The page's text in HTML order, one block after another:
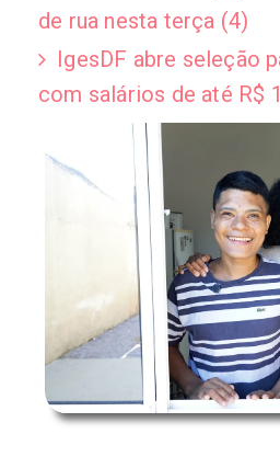
de rua nesta terça (4)
IgesDF abre seleção
com salários de até R$